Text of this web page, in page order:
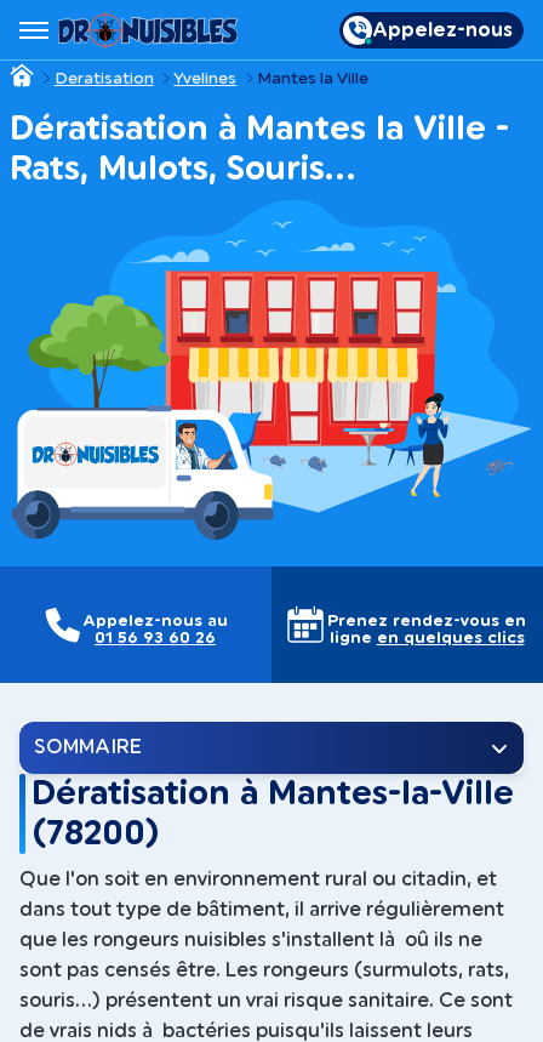
Appelez-nous
Deratisation Yvelines Mantes la Ville
Dératisation à Mantes la Ville -
Rats, Mulots, Souris…
Appelez-nous au
01 56 93 60 26
Prenez rendez-vous en
ligne en quelques clics
SOMMAIRE
Dératisation à Mantes-la-Ville
(78200)
Que l'on soit en environnement rural ou citadin, et
dans tout type de bâtiment, il arrive régulièrement
que les rongeurs nuisibles s'installent là oû ils ne
sont pas censés être. Les rongeurs (surmulots, rats,
souris...) présentent un vrai risque sanitaire. Ce sont
de vrais nids à bactéries puisqu'ils laissent leurs